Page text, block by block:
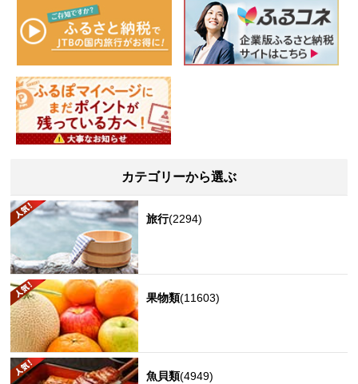
カテゴリーから選ぶ
旅行(2294)
果物類(11603)
魚貝類(4949)